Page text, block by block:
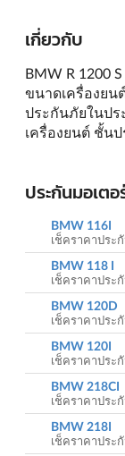
เกี่ยวกับ
BMW R 1200
ขนาดเครื่องยน
ประกันภัยในปร
เครื่องยนต์ ชั้น
ประกันมอเต
BMW 116I
เช็คราคาประ
BMW 118 I
เช็คราคาประ
BMW 120D
เช็คราคาประ
BMW 120I
เช็คราคาประ
BMW 218CI
เช็คราคาประ
BMW 218I
เช็คราคาประ